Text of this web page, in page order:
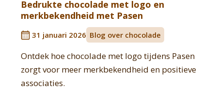
Bedrukte chocolade met logo en
merkbekendheid met Pasen
31 januari 2026 Blog over chocolade
Ontdek hoe chocolade met logo tijdens Pasen
zorgt voor meer merkbekendheid en positieve
associaties.